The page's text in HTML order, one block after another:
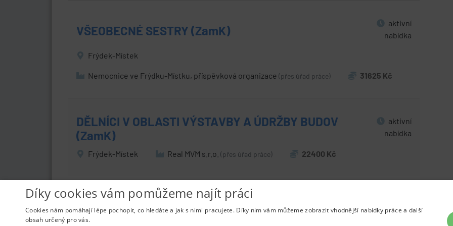
VŠEOBECNÉ SESTRY (ZamK)
aktivní
nabídka
Frýdek-Místek
Nemocnice ve Frýdku-Místku, příspěvková organizace (přes úřad práce) 31625 Kč
DĚLNÍCI V OBLASTI VÝSTAVBY A ÚDRŽBY BUDOV
(ZamK)
aktivní
nabídka
Frýdek-Místek Real MVM s.r.o. (přes úřad práce) 22400 Kč
Díky cookies vám pomůžeme najít práci
Cookies nám pomáhají lépe pochopit, co hledáte a jak s nimi pracujete. Díky nim vám můžeme zobrazit vhodnější nabídky práce a další
obsah určený pro vás.